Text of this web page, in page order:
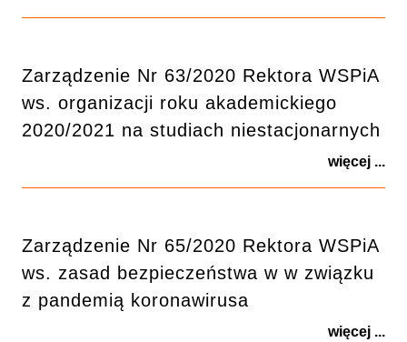
Zarządzenie Nr 63/2020 Rektora WSPiA
ws. organizacji roku akademickiego
2020/2021 na studiach niestacjonarnych
więcej ...
Zarządzenie Nr 65/2020 Rektora WSPiA
ws. zasad bezpieczeństwa w w związku
z pandemią koronawirusa
więcej ...